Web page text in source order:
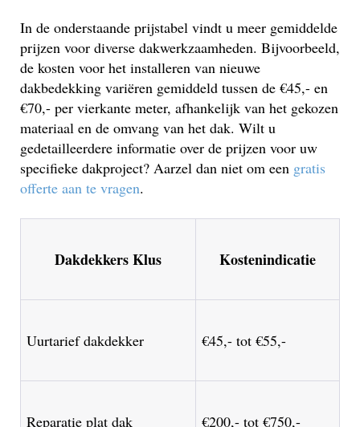
In de onderstaande prijstabel vindt u meer gemiddelde
prijzen voor diverse dakwerkzaamheden. Bijvoorbeeld,
de kosten voor het installeren van nieuwe
dakbedekking variëren gemiddeld tussen de €45,- en
€70,- per vierkante meter, afhankelijk van het gekozen
materiaal en de omvang van het dak. Wilt u
gedetailleerdere informatie over de prijzen voor uw
specifieke dakproject? Aarzel dan niet om een gratis
offerte aan te vragen.
Dakdekkers Klus Kostenindicatie
Uurtarief dakdekker €45,- tot €55,-
Reparatie plat dak €200,- tot €750,-